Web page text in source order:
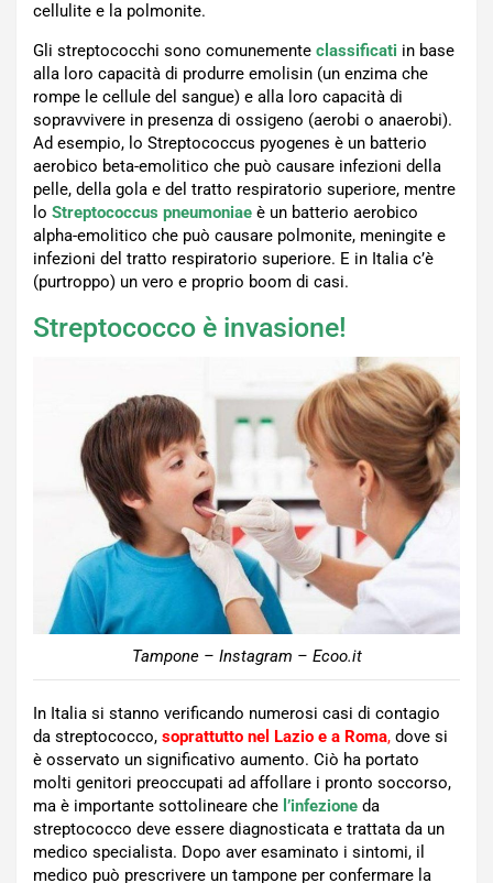
cellulite e la polmonite.
Gli streptococchi sono comunemente classificati in base
alla loro capacità di produrre emolisin (un enzima che
rompe le cellule del sangue) e alla loro capacità di
sopravvivere in presenza di ossigeno (aerobi o anaerobi).
Ad esempio, lo Streptococcus pyogenes è un batterio
aerobico beta-emolitico che può causare infezioni della
pelle, della gola e del tratto respiratorio superiore, mentre
lo Streptococcus pneumoniae è un batterio aerobico
alpha-emolitico che può causare polmonite, meningite e
infezioni del tratto respiratorio superiore. E in Italia c’è
(purtroppo) un vero e proprio boom di casi.
Streptococco è invasione!
Tampone – Instagram – Ecoo.it
In Italia si stanno verificando numerosi casi di contagio
da streptococco, soprattutto nel Lazio e a Roma, dove si
è osservato un significativo aumento. Ciò ha portato
molti genitori preoccupati ad affollare i pronto soccorso,
ma è importante sottolineare che l’infezione da
streptococco deve essere diagnosticata e trattata da un
medico specialista. Dopo aver esaminato i sintomi, il
medico può prescrivere un tampone per confermare la